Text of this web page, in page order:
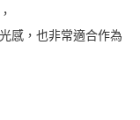
感，也非常適合作為